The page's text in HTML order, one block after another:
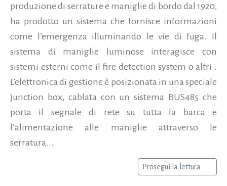
produzione di serrature e maniglie di bordo dal 1920,
ha prodotto un sistema che fornisce informazioni
come l’emergenza illuminando le vie di fuga. Il
sistema di maniglie luminose interagisce con
sistemi esterni come il fire detection system o altri .
L’elettronica di gestione è posizionata in una speciale
junction box, cablata con un sistema BUS485 che
porta il segnale di rete su tutta la barca e
l’alimentazione alle maniglie attraverso le
serratura...
Prosegui la lettura